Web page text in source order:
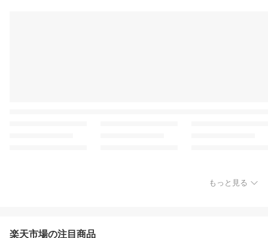
もっと見る
楽天市場の注目商品